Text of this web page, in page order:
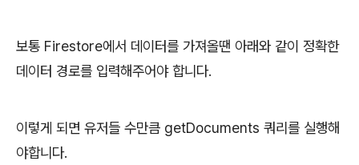
보통 Firestore에서 데이터를 가져올땐 아래와 같이 정확한
데이터 경로를 입력해주어야 합니다.
이렇게 되면 유저들 수만큼 getDocuments 쿼리를 실행해
야합니다.